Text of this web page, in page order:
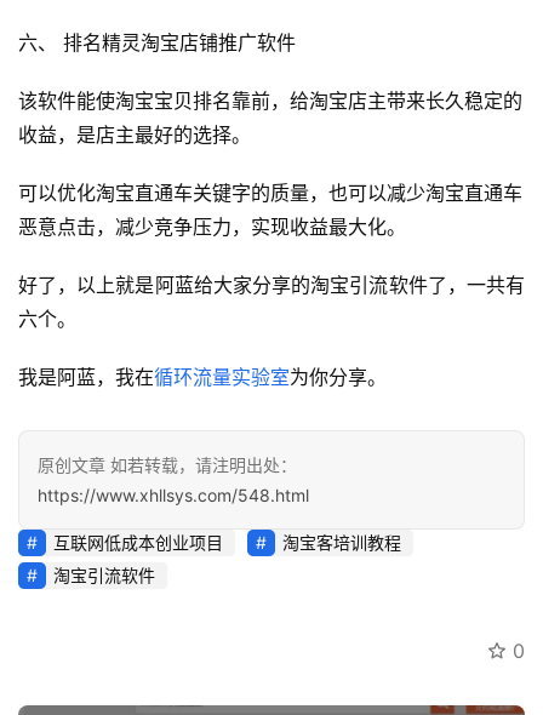
资
员
专
六、 排名精灵淘宝店铺推广软件
该软件能使淘宝宝贝排名靠前，给淘宝店主带来长久稳定的
收益，是店主最好的选择。
可以优化淘宝直通车关键字的质量，也可以减少淘宝直通车
恶意点击，减少竞争压力，实现收益最大化。
好了，以上就是阿蓝给大家分享的淘宝引流软件了，一共有
六个。
我是阿蓝，我在循环流量实验室为你分享。
原创文章 如若转载，请注明出处：
https://www.xhllsys.com/548.html
互联网低成本创业项目
淘宝客培训教程
淘宝引流软件
0